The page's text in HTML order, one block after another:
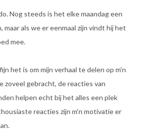
Nog steeds is het elke maandag een
maar als we er eenmaal zijn vindt hij het
mee.
het is om mijn verhaal te delen op m'n
zoveel gebracht, de reacties van
helpen echt bij het alles een plek
reacties zijn m'n motivatie er